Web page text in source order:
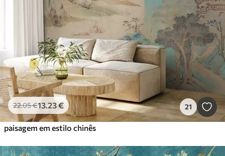
22.05€13.23€ 21
paisagem em estilo chinês